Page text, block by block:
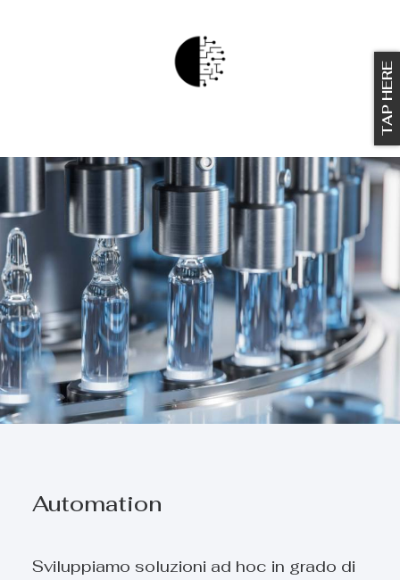
Automation
Sviluppiamo soluzioni ad hoc in grado di
TAP HERE